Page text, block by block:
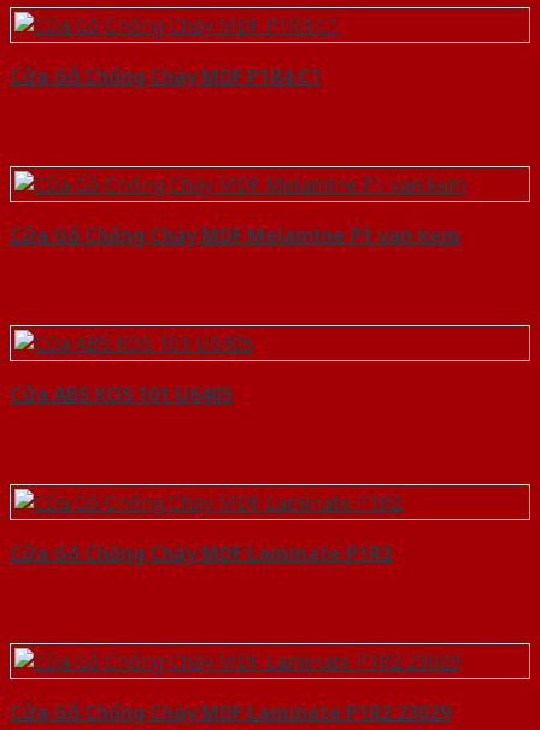
Cửa Gỗ Chống Cháy MDF P1R4 C1
Cửa Gỗ Chống Cháy MDF Melamine P1 van kem
Cửa ABS KOS 101 U6405
Cửa Gỗ Chống Cháy MDF Laminate P1R2
Cửa Gỗ Chống Cháy MDF Laminate P1R2 23029